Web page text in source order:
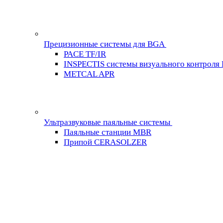
Прецизионные системы для BGA
PACE TF/IR
INSPECTIS системы визуального контроля
METCAL APR
Ультразвуковые паяльные системы
Паяльные станции MBR
Припой CERASOLZER